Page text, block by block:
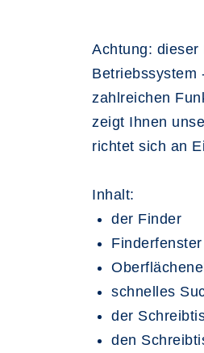
Achtung: dieser
Betriebssystem
zahlreichen
zeigt Ihnen
richtet sich an
Inhalt:
der Finder
Finderfenster
schnelles
der
den